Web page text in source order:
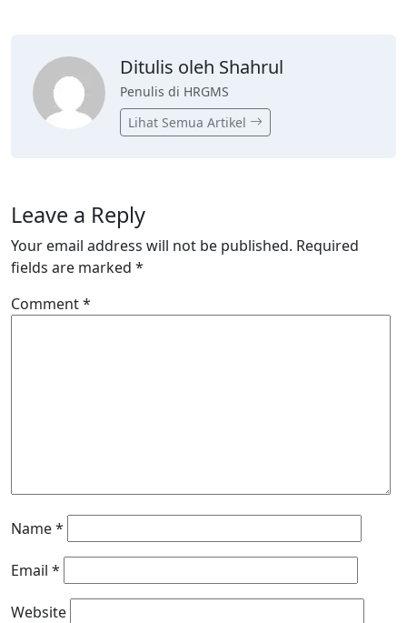
Ditulis oleh Shahrul
Penulis di HRGMS
Lihat Semua Artikel
Leave a Reply
Your email address will not be published. Required
fields are marked *
Comment*
Name*
Email *
Website